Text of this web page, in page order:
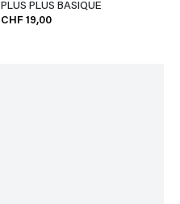
PLUS PLUS BASIQUE
CHF 19,00